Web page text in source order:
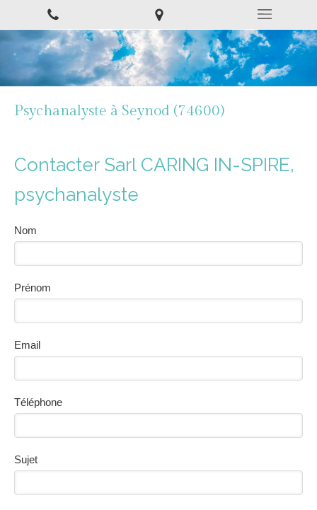
Psychanalyste à Seynod (74600)
Contacter Sarl CARING IN-SPIRE,
psychanalyste
Nom
Prénom
Email
Téléphone
Sujet